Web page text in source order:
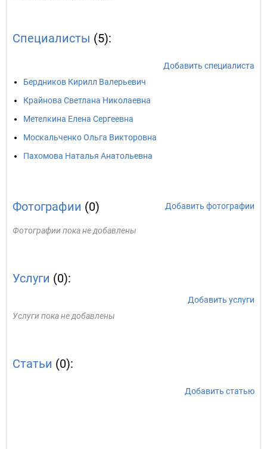
Специалисты (5):
Добавить специалиста
Бердников Кирилл Валерьевич
Крайнова Светлана Николаевна
Метелкина Елена Сергеевна
Москальченко Ольга Викторовна
Пахомова Наталья Анатольевна
Фотографии (0) Добавить фотографии
Фотографии пока не добавлены
Услуги (0):
Добавить услуги
Услуги пока не добавлены
Статьи (0):
Добавить статью